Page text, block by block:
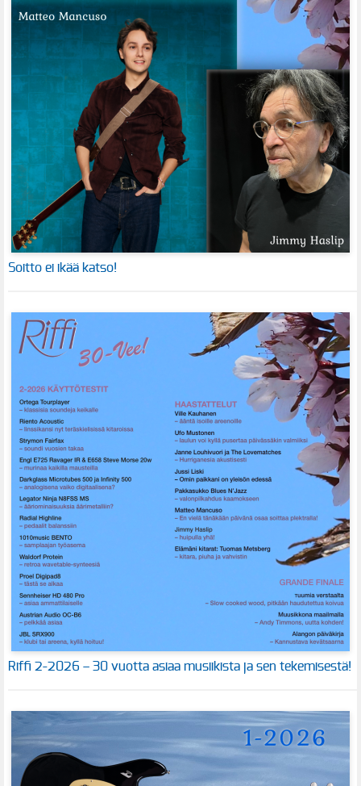
Soitto ei ikää katso!
Riffi 2-2026 – 30 vuotta asiaa musiikista ja sen tekemisestä!